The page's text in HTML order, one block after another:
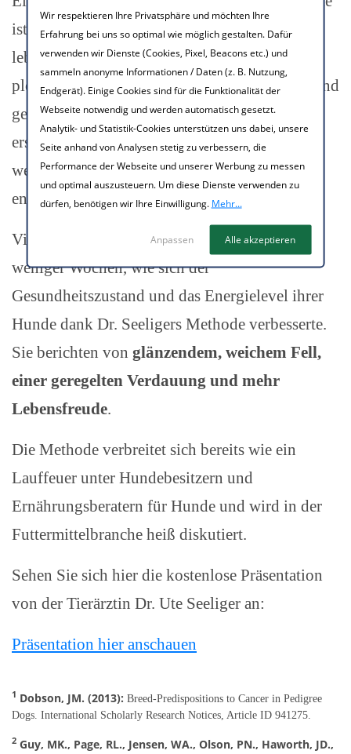
ist wie ausgewechselt. Ich habe ihn noch nie so
lebensfroh und glücklich gesehen. Er will
plötzlich wieder mit anderen Hunden spielen und
geht wieder gerne Gassi. Sein Fell glänzt zum
ersten Mal in seinem Leben, er kratzt sich viel
weniger und seine Hinterlassenschaften sind
endlich fest!."
Viele Hundebesitzer bemerkten innerhalb
weniger Wochen, wie sich der
Gesundheitszustand und das Energielevel ihrer
Hunde dank Dr. Seeligers Methode verbesserte.
Sie berichten von glänzendem, weichem Fell,
einer geregelten Verdauung und mehr
Lebensfreude.
Die Methode verbreitet sich bereits wie ein
Lauffeuer unter Hundebesitzern und
Ernährungsberatern für Hunde und wird in der
Futtermittelbranche heiß diskutiert.
Sehen Sie sich hier die kostenlose Präsentation
von der Tierärztin Dr. Ute Seeliger an:
Präsentation hier anschauen
1 Dobson, JM. (2013): Breed-Predispositions to Cancer in Pedigree
Dogs. International Scholarly Research Notices, Article ID 941275.
2 Guy, MK., Page, RL., Jensen, WA., Olson, PN., Haworth, JD.,
Wir respektieren Ihre Privatsphäre und möchten Ihre
Erfahrung bei uns so optimal wie möglich gestalten. Dafür
verwenden wir Dienste (Cookies, Pixel, Beacons etc.) und
sammeln anonyme Informationen / Daten (z. B. Nutzung,
Endgerät). Einige Cookies sind für die Funktionalität der
Webseite notwendig und werden automatisch gesetzt.
Analytik- und Statistik-Cookies unterstützen uns dabei, unsere
Seite anhand von Analysen stetig zu verbessern, die
Performance der Webseite und unserer Werbung zu messen
und optimal auszusteuern. Um diese Dienste verwenden zu
dürfen, benötigen wir Ihre Einwilligung. Mehr...
Anpassen Alle akzeptieren